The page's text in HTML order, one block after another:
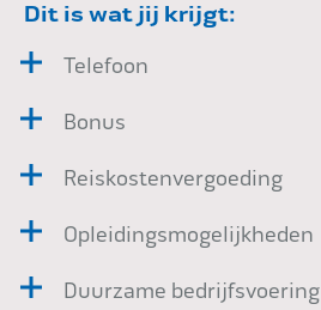
Mijn Aqua+
Contact
Dit is wat jij krijgt:
Telefoon
Bonus
Reiskostenvergoeding
Opleidingsmogelijkheden
Duurzame bedrijfsvoering